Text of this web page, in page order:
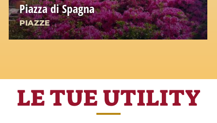
Piazza di Spagna
PIAZZE
LE TUE UTILITY